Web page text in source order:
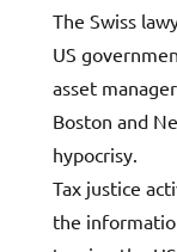
The Swiss
US
asset
Boston and
hypocrisy.
Tax justice
the